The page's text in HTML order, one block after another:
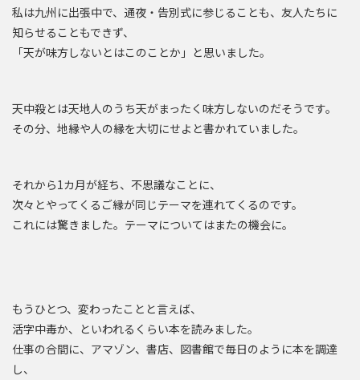
私は九州に出張中で、通夜・告別式に参じることも、友人たちに
知らせることもできず、
「天が味方しないとはこのことか」と思いました。
天中殺とは天地人のうち天がまったく味方しないのだそうです。
その分、地縁や人の縁を大切にせよと書かれていました。
それから1カ月が経ち、不思議なことに、
次々とやってくるご縁が同じテーマを連れてくるのです。
これには驚きました。テーマについてはまたの機会に。
もうひとつ、変わったことと言えば、
活字中毒か、といわれるくらい本を読みました。
仕事の合間に、アマゾン、書店、図書館で毎日のように本を調達
し、